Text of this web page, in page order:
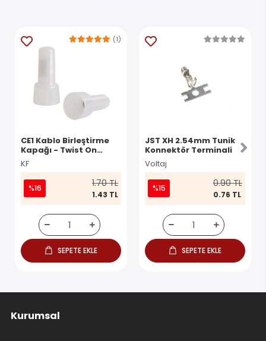
CE1 Kablo Birleştirme
Kapağı - Twist On
Konnektör
KF
(1)
%16 1.70 TL
1.43 TL
SEPETE EKLE
JST XH 2.54mm Tunik
Konnektör Terminali
Voltaj
%15 0.90 TL
0.76 TL
SEPETE EKLE
Kurumsal